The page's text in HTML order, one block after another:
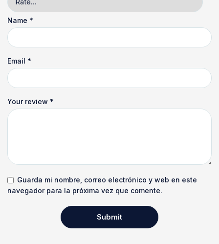
Your review *
Name *
Email *
Guarda mi nombre, correo electrónico y web en este
navegador para la próxima vez que comente.